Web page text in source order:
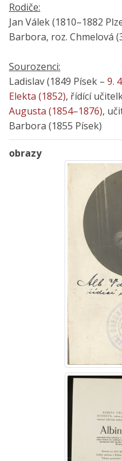
Rodiče:
Jan Válek (1810–1882
Barbora, roz. Chmelová
Sourozenci:
Ladislav (1849 Písek – 9.
Elekta (1852), řídící
Augusta (1854–1876),
Barbora (1855 Písek)
obrazy